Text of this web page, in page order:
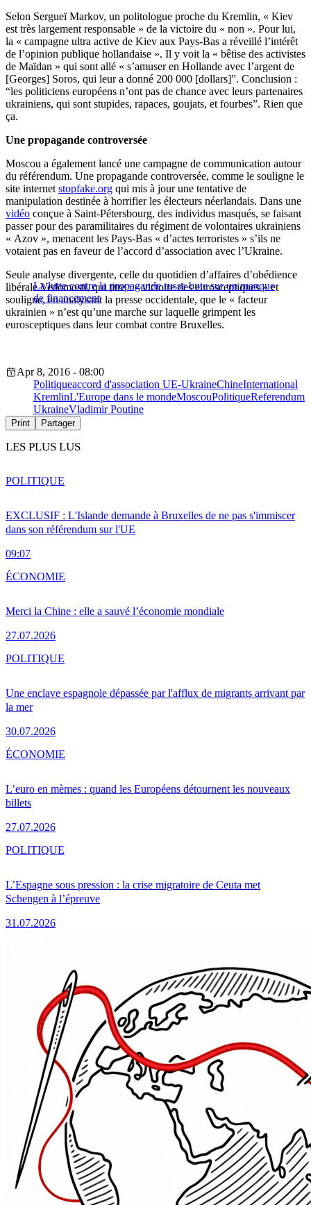
Selon Sergueï Markov, un politologue proche du Kremlin, « Kiev
est très largement responsable » de la victoire du « non ». Pour lui,
la « campagne ultra active de Kiev aux Pays-Bas a réveillé l’intérêt
de l’opinion publique hollandaise ». Il y voit la « bêtise des activistes
de Maïdan » qui sont allé « s’amuser en Hollande avec l’argent de
[Georges] Soros, qui leur a donné 200 000 [dollars]”. Conclusion :
“les politiciens européens n’ont pas de chance avec leurs partenaires
ukrainiens, qui sont stupides, rapaces, goujats, et fourbes”. Rien que
ça.
Une propagande controversée
Moscou a également lancé une campagne de communication autour
du référendum. Une propagande controversée, comme le souligne le
site internet stopfake.org qui mis à jour une tentative de
manipulation destinée à horrifier les électeurs néerlandais. Dans une
vidéo conçue à Saint-Pétersbourg, des individus masqués, se faisant
passer pour des paramilitaires du régiment de volontaires ukrainiens
« Azov », menacent les Pays-Bas « d’actes terroristes » s’ils ne
votaient pas en faveur de l’accord d’association avec l’Ukraine.
La lutte contre la propagande russe bute sur un manque
de financement
Seule analyse divergente, celle du quotidien d’affaires d’obédience
libérale Vedomosti, qui titre : « victoire des eurosceptiques » et
souligne, en analysant la presse occidentale, que le « facteur
ukrainien » n’est qu’une marche sur laquelle grimpent les
eurosceptiques dans leur combat contre Bruxelles.
Apr 8, 2016 - 08:00
Politiqueaccord d'association UE-UkraineChineInternational
KremlinL'Europe dans le mondeMoscouPolitiqueReferendum
UkraineVladimir Poutine
Print Partager
LES PLUS LUS
EXCLUSIF : L'Islande demande à Bruxelles de ne pas s'immiscer
dans son référendum sur l'UE
09:07
POLITIQUE
Merci la Chine : elle a sauvé l’économie mondiale
27.07.2026
ÉCONOMIE
Une enclave espagnole dépassée par l'afflux de migrants arrivant par
la mer
30.07.2026
POLITIQUE
L’euro en mèmes : quand les Européens détournent les nouveaux
billets
27.07.2026
ÉCONOMIE
L’Espagne sous pression : la crise migratoire de Ceuta met
Schengen à l’épreuve
31.07.2026
POLITIQUE